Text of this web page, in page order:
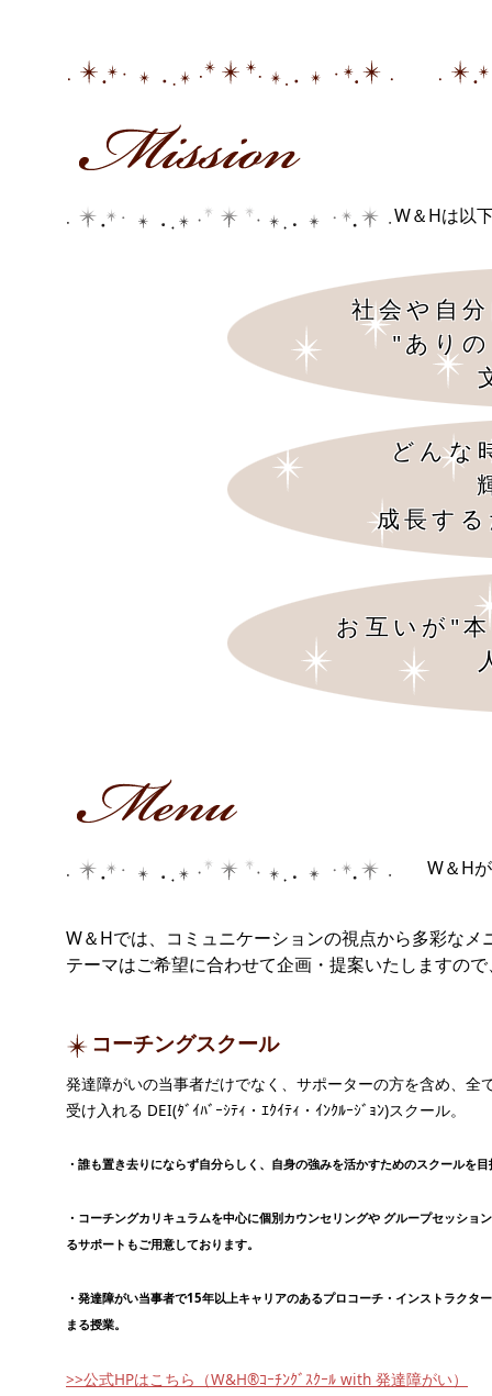
W＆Hは以
社会や自
"あり
どんな
成長す
お互いが"
W＆H
W＆Hでは、コミュニケーションの視点から多彩な
テーマはご希望に合わせて企画・提案いたしますの
コーチングスクール
発達障がいの当事者だけでなく、サポーターの方を含め、全
受け入れる DEI(ﾀﾞｲﾊﾞｰｼﾃｨ・ｴｸｲﾃｨ・ｲﾝｸﾙｰｼﾞｮﾝ)スクール。
・誰も置き去りにならず自分らしく、自身の強みを活かすためのスクールを
・コーチングカリキュラムを中心に個別カウンセリングや グループセッショ
るサポートもご用意しております。
・発達障がい当事者で15年以上キャリアのあるプロコーチ・インストラクタ
まる授業。
>>公式HPはこちら（W&H®ｺｰﾁﾝｸﾞｽｸｰﾙ with 発達障がい）